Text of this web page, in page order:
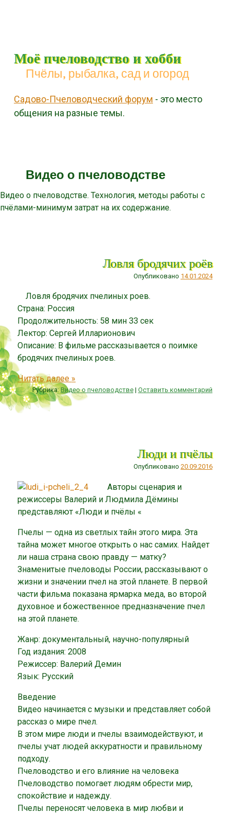
Моё пчеловодство и хобби
Пчёлы, рыбалка, сад и огород
Садово-Пчеловодческий форум - это место
общения на разные темы.
Видео о пчеловодстве
Видео о пчеловодстве. Технология, методы работы с
пчёлами-минимум затрат на их содержание.
Ловля бродячих роёв
Опубликовано 14.01.2024
Ловля бродячих пчелиных роев.
Страна: Россия
Продолжительность: 58 мин 33 сек
Лектор: Сергей Илларионович
Описание: В фильме рассказывается о поимке
бродячих пчелиных роев.
Читать далее »
Рубрика:Видео о пчеловодстве | Оставить комментарий
Люди и пчёлы
Опубликовано 20.09.2016
Авторы сценария и
режиссеры Валерий и Людмила Дёмины
представляют «Люди и пчёлы «
Пчелы — одна из светлых тайн этого мира. Эта
тайна может многое открыть о нас самих. Найдет
ли наша страна свою правду — матку?
Знаменитые пчеловоды России, рассказывают о
жизни и значении пчел на этой планете. В первой
части фильма показана ярмарка меда, во второй
духовное и божественное предназначение пчел
на этой планете.
Жанр: документальный, научно-популярный
Год издания: 2008
Режиссер: Валерий Демин
Язык: Русский
Введение
Видео начинается с музыки и представляет собой
рассказ о мире пчел.
В этом мире люди и пчелы взаимодействуют, и
пчелы учат людей аккуратности и правильному
подходу.
Пчеловодство и его влияние на человека
Пчеловодство помогает людям обрести мир,
спокойствие и надежду.
Пчелы переносят человека в мир любви и